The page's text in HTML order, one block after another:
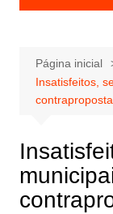
e
ú
d
Página inicial
Insatisfeitos,